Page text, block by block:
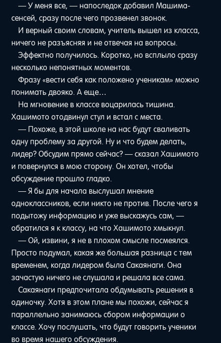
— У меня все, — напоследок добавил Машима-
сенсей, сразу после чего прозвенел звонок.
И верный своим словам, учитель вышел из класса,
ничего не разъясняя и не отвечая на вопросы.
Эффектно получилось. Коротко, но всплыло сразу
несколько непонятных моментов.
Фразу «вести себя как положено ученикам» можно
понимать двояко. А еще…
На мгновение в классе воцарилась тишина.
Хашимото отодвинул стул и встал с места.
— Похоже, в этой школе на нас будут сваливать
одну проблему за другой. Ну и что будем делать,
лидер? Обсудим прямо сейчас? — сказал Хашимото
и повернулся в мою сторону. Он хотел, чтобы
обсуждение прошло гладко.
— Я бы для начала выслушал мнение
одноклассников, если никто не против. После чего я
подытожу информацию и уже выскажусь сам, —
обратился я к классу, на что Хашимото хмыкнул.
— Ой, извини, я не в плохом смысле посмеялся.
Просто подумал, какая же большая разница с тем
временем, когда лидером была Сакаянаги. Она
зачастую ничего не слушала и решала все сама.
Сакаянаги предпочитала обдумывать решения в
одиночку. Хотя в этом плане мы похожи, сейчас я
параллельно занимаюсь сбором информации о
классе. Хочу послушать, что будут говорить ученики
во время нашего обсуждения.